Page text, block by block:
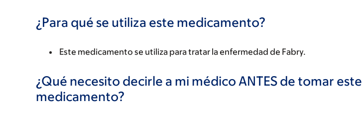
¿Para qué se utiliza este medicamento?
Este medicamento se utiliza para tratar la enfermedad de Fabry.
¿Qué necesito decirle a mi médico ANTES de tomar este
medicamento?